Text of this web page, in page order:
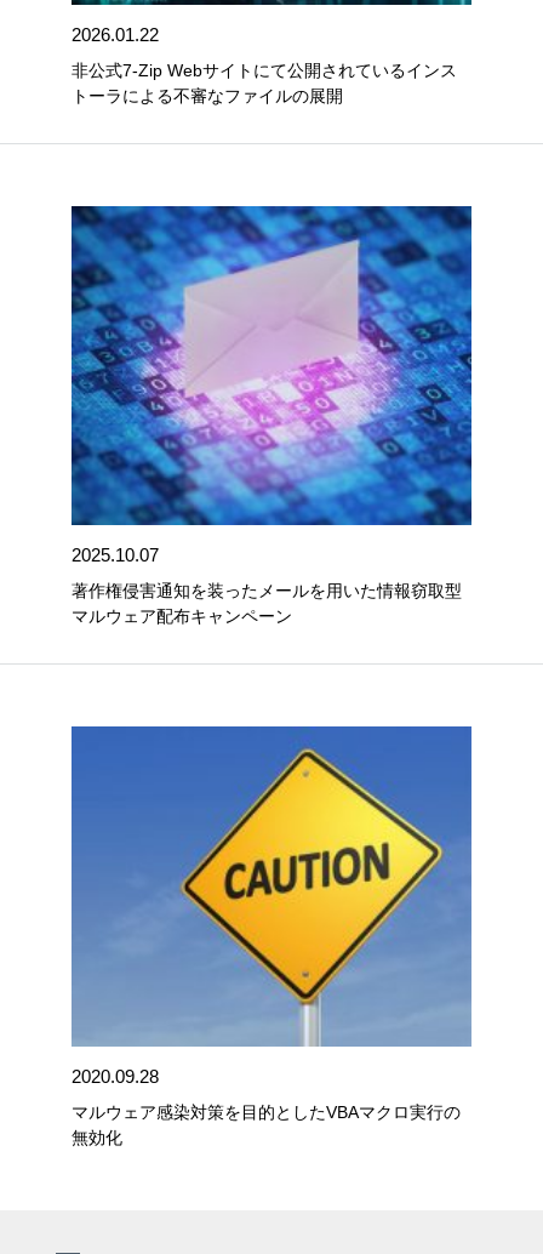
2026.01.22
非公式7-Zip Webサイトにて公開されているインス
トーラによる不審なファイルの展開
2025.10.07
著作権侵害通知を装ったメールを用いた情報窃取型
マルウェア配布キャンペーン
2020.09.28
マルウェア感染対策を目的としたVBAマクロ実行の
無効化